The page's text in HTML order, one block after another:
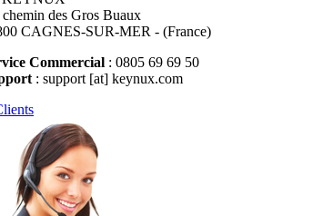
chemin des Gros Buaux
CAGNES-SUR-MER - (France)
Commercial : 0805 69 69 50
: support [at] keynux.com